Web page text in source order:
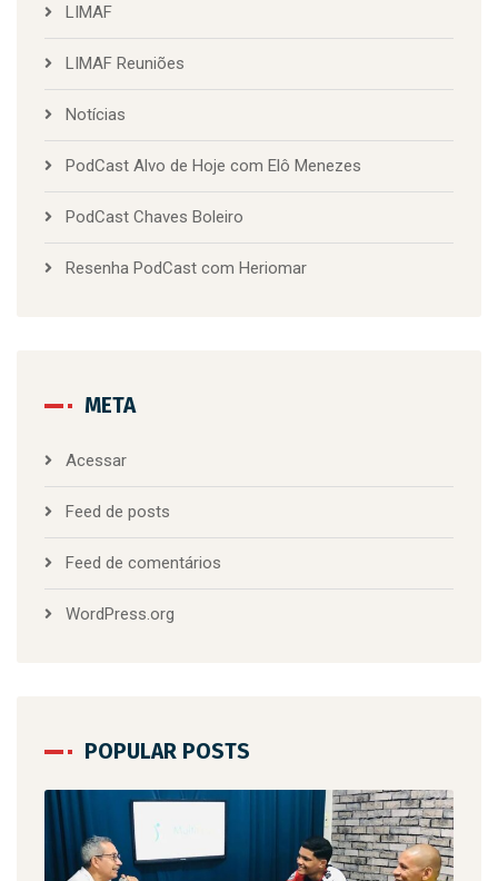
LIMAF
LIMAF Reuniões
Notícias
PodCast Alvo de Hoje com Elô Menezes
PodCast Chaves Boleiro
Resenha PodCast com Heriomar
META
Acessar
Feed de posts
Feed de comentários
WordPress.org
POPULAR POSTS